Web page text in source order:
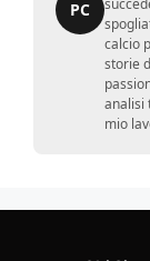
PC
calcio
storie
analisi
mio